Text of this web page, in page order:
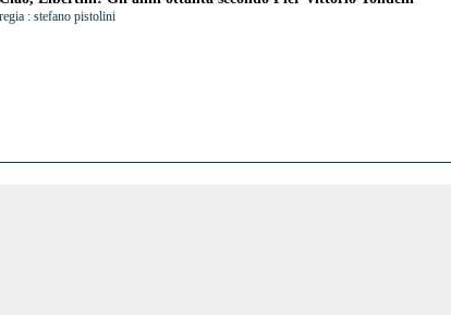
regia : stefano pistolini